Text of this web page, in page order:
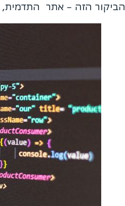
הזה – אתר התדמית,